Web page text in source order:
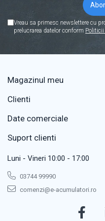
Diverse
Invertoare
Sisteme de prindere
OUTLET
Vreau sa primesc newslettere cu
prelucrarea datelor conform
Magazinul meu
Clienti
Date comerciale
Suport clienti
Luni - Vineri 10:00 - 17:00
03744 99990
comenzi@e-acumulatori.ro